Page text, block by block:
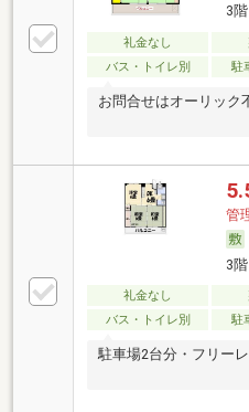
3
礼金なし
バス・トイレ別
駐
お問合せはオーリック
管
3
礼金なし
バス・トイレ別
駐
駐車場2台分・フリー